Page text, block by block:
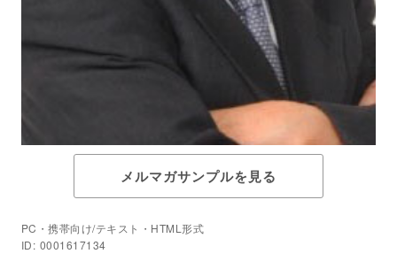
メルマガサンプルを見る
PC・携帯向け/テキスト・HTML形式
ID: 0001617134